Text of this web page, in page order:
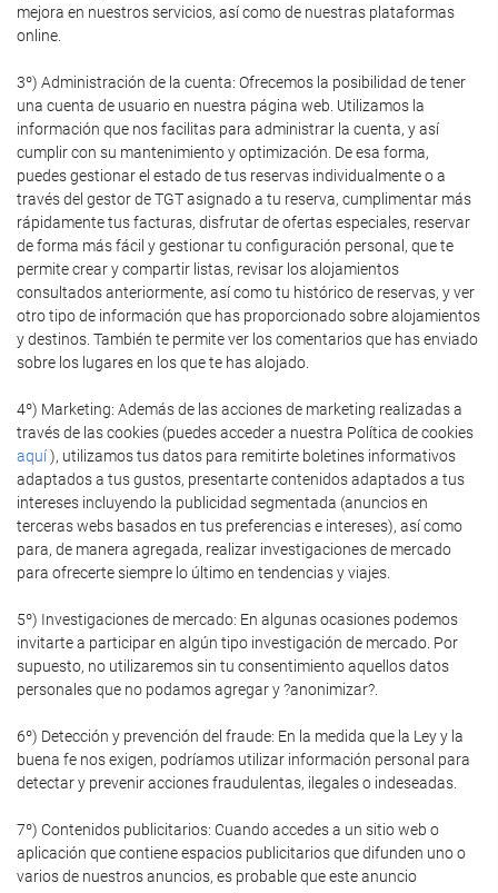
mejora en nuestros servicios, así como de nuestras plataformas
online.
3º) Administración de la cuenta: Ofrecemos la posibilidad de tener
una cuenta de usuario en nuestra página web. Utilizamos la
información que nos facilitas para administrar la cuenta, y así
cumplir con su mantenimiento y optimización. De esa forma,
puedes gestionar el estado de tus reservas individualmente o a
través del gestor de TGT asignado a tu reserva, cumplimentar más
rápidamente tus facturas, disfrutar de ofertas especiales, reservar
de forma más fácil y gestionar tu configuración personal, que te
permite crear y compartir listas, revisar los alojamientos
consultados anteriormente, así como tu histórico de reservas, y ver
otro tipo de información que has proporcionado sobre alojamientos
y destinos. También te permite ver los comentarios que has enviado
sobre los lugares en los que te has alojado.
4º) Marketing: Además de las acciones de marketing realizadas a
través de las cookies (puedes acceder a nuestra Política de cookies
aquí), utilizamos tus datos para remitirte boletines informativos
adaptados a tus gustos, presentarte contenidos adaptados a tus
intereses incluyendo la publicidad segmentada (anuncios en
terceras webs basados en tus preferencias e intereses), así como
para, de manera agregada, realizar investigaciones de mercado
para ofrecerte siempre lo último en tendencias y viajes.
5º) Investigaciones de mercado: En algunas ocasiones podemos
invitarte a participar en algún tipo investigación de mercado. Por
supuesto, no utilizaremos sin tu consentimiento aquellos datos
personales que no podamos agregar y ?anonimizar?.
6º) Detección y prevención del fraude: En la medida que la Ley y la
buena fe nos exigen, podríamos utilizar información personal para
detectar y prevenir acciones fraudulentas, ilegales o indeseadas.
7º) Contenidos publicitarios: Cuando accedes a un sitio web o
aplicación que contiene espacios publicitarios que difunden uno o
varios de nuestros anuncios, es probable que este anuncio